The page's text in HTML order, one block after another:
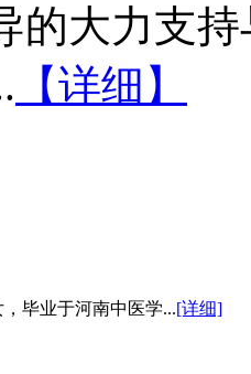
的大力支
【详细】
，毕业于河南中医学...[详细]